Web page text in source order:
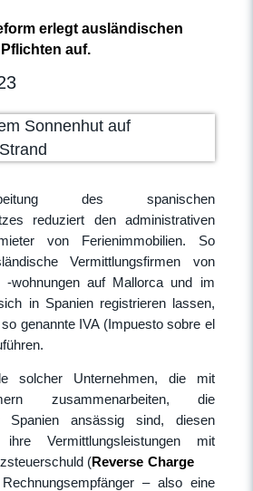
erlegt ausländischen
auf.
des spanischen
reduziert den administrativen
von Ferienimmobilien. So
Vermittlungsfirmen von
-wohnungen auf Mallorca und im
in Spanien registrieren lassen,
genannte IVA (Impuesto sobre el
solcher Unternehmen, die mit
zusammenarbeiten, die
ansässig sind, diesen
Vermittlungsleistungen mit
(Reverse Charge
– also eine